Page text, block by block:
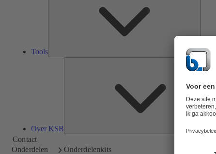
Tools
Over KSB
Contact
Onderdelen
Onderdelenkits